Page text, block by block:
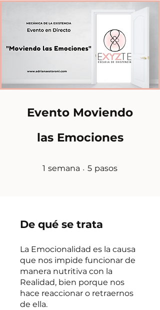
Evento Moviendo
las Emociones
1 semana 1 semana
5 pasos
De qué se trata
La Emocionalidad es la causa
que nos impide funcionar de
manera nutritiva con la
Realidad, bien porque nos
hace reaccionar o retraernos
de ella.